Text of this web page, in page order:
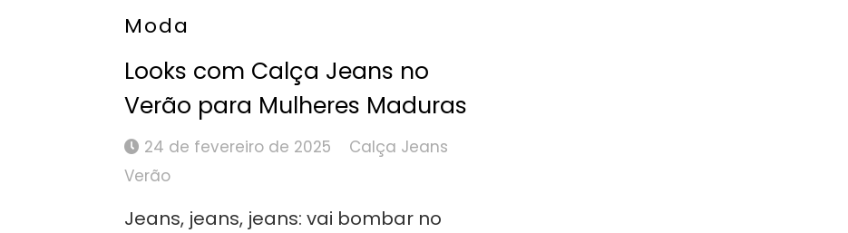
Moda
Looks com Calça Jeans no
Verão para Mulheres Maduras
24 de fevereiro de 2025
Calça Jeans
Verão
Jeans, jeans, jeans: vai bombar no